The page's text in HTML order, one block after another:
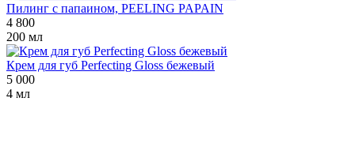
Пилинг с папаином, PEELING PAPAIN
4 800
200 мл
Крем для губ Perfecting Gloss бежевый
5 000
4 мл